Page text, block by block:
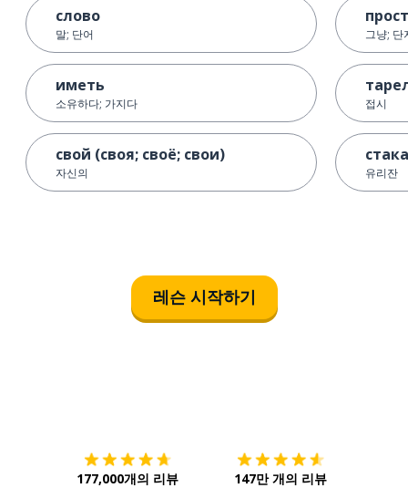
слово
말; 단어
иметь
소유하다; 가지다
свой (своя; своё; свои)
자신의
그냥; 단
접시
유리잔
레슨 시작하기
177,000개의 리뷰 147만 개의 리뷰